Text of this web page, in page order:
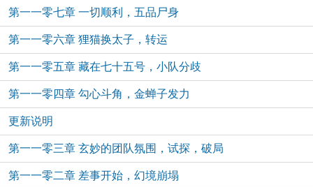
第一一零七章 一切顺利，五品尸身
第一一零六章 狸猫换太子，转运
第一一零五章 藏在七十五号，小队分歧
第一一零四章 勾心斗角，金蝉子发力
更新说明
第一一零三章 玄妙的团队氛围，试探，破局
第一一零二章 差事开始，幻境崩塌